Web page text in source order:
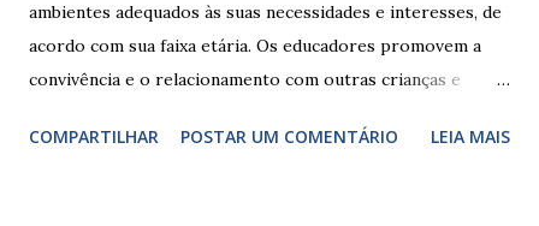
ambientes adequados às suas necessidades e interesses, de
acordo com sua faixa etária. Os educadores promovem a
convivência e o relacionamento com outras crianças e
garantir o direito das crianças a uma educação integral e de
COMPARTILHAR POSTAR UM COMENTÁRIO LEIA MAIS